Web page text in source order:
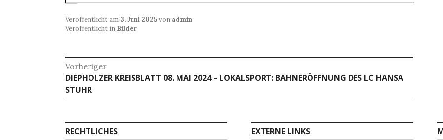
Veröffentlicht am 3. Juni 2025von admin
Veröffentlicht in Bilder
Beitragsnavigation
Vorheriger
Vorheriger
Beitrag:
DIEPHOLZER KREISBLATT 08. MAI 2024 – LOKALSPORT: BAHNERÖFFNUNG DES LC HANSA
STUHR
RECHTLICHES EXTERNE LINKS